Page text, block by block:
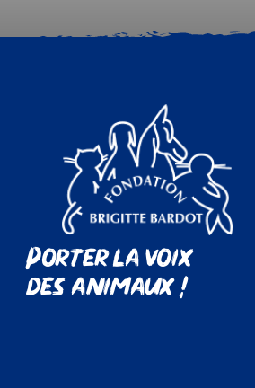
Porter la voix
des animaux !